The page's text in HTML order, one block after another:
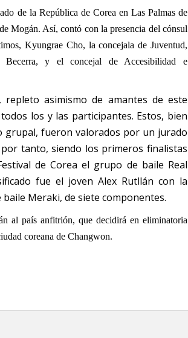
de la República de Corea en Las Palmas de
Mogán. Así, contó con la presencia del cónsul
Kyungrae Cho, la concejala de Juventud,
y el concejal de Accesibilidad e
asimismo de amantes de este
los y las participantes. Estos, bien
grupal, fueron valorados por un jurado
tanto, siendo los primeros finalistas
de Corea el grupo de baile Real
fue el joven Alex Rutllán con la
Meraki, de siete componentes.
al país anfitrión, que decidirá en eliminatoria
coreana de Changwon.